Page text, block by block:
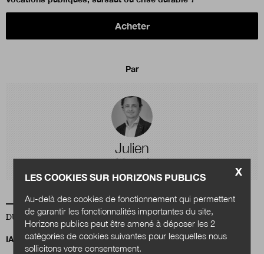
Acheter
Par
Julien
Nessi
DU MÊME AUTEUR
IA, data centers et territoires : quels choix pour demain ?
X
LES COOKIES SUR HORIZONS PUBLICS
Au-delà des cookies de fonctionnement qui permettent
de garantir les fonctionnalités importantes du site,
Horizons publics peut être amené à déposer les 2
catégories de cookies suivantes pour lesquelles nous
sollicitons votre consentement.